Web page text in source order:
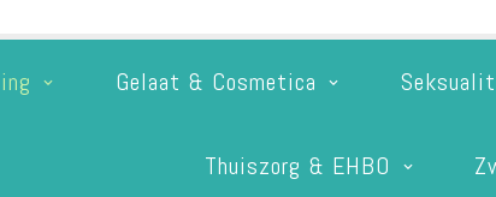
Gelaat & Cosmetica
Thuiszorg & EHBO